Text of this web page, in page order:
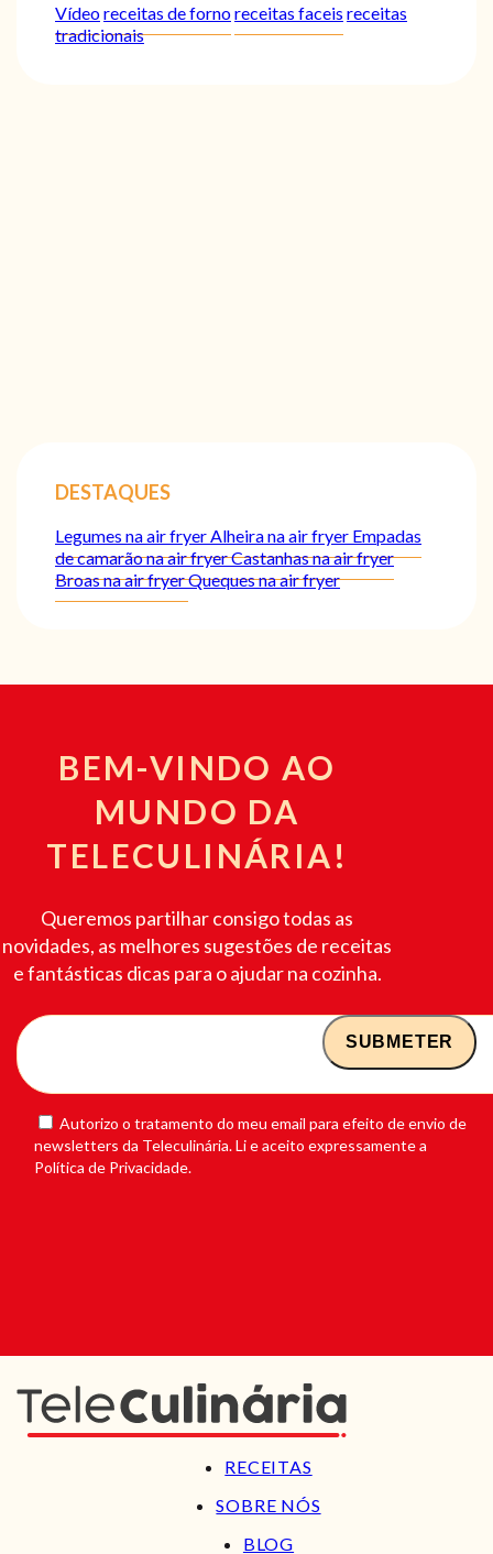
Vídeoreceitas de fornoreceitas faceis receitas
tradicionais
DESTAQUES
Legumes na air fryer Alheira na air fryer Empadas
de camarão na air fryerCastanhas na air fryer
Broas na air fryerQueques na air fryer
BEM-VINDO AO
MUNDO DA
TELECULINÁRIA!
Queremos partilhar consigo todas as
novidades, as melhores sugestões de receitas
e fantásticas dicas para o ajudar na cozinha.
Autorizo o tratamento do meu email para efeito de envio de
newsletters da Teleculinária. Li e aceito expressamente a
Política de Privacidade.
RECEITAS
SOBRE NÓS
BLOG